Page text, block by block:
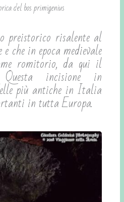
del bos primigenius
risalente al
che in epoca medievale
romitorio, da qui il
incisione in
più antiche in Italia
in tutta Europa.